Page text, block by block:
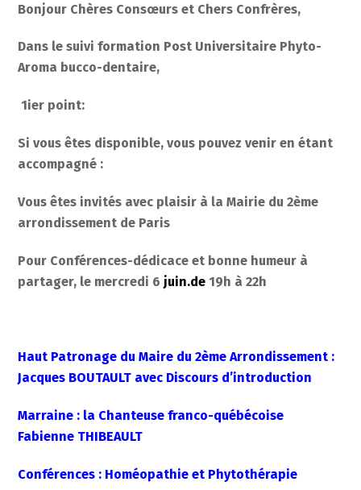
Bonjour Chères Consœurs et Chers Confrères,
Dans le suivi formation Post Universitaire Phyto-
Aroma bucco-dentaire,
1ier point:
Si vous êtes disponible, vous pouvez venir en étant
accompagné :
Vous êtes invités avec plaisir à la Mairie du 2ème
arrondissement de Paris
Pour Conférences-dédicace et bonne humeur à
partager, le mercredi 6 juin.de 19h à 22h
Haut Patronage du Maire du 2ème Arrondissement :
Jacques BOUTAULT avec Discours d’introduction
Marraine : la Chanteuse franco-québécoise
Fabienne THIBEAULT
Conférences : Homéopathie et Phytothérapie